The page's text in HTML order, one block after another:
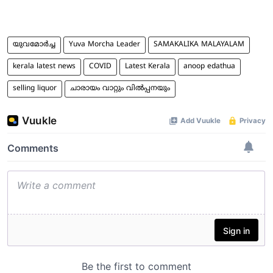
യുവമോര്‍ച്ച Yuva Morcha Leader SAMAKALIKA MALAYALAM
kerala latest news COVID Latest Kerala anoop edathua
selling liquor ചാരായം വാറ്റും വില്‍പ്പനയും